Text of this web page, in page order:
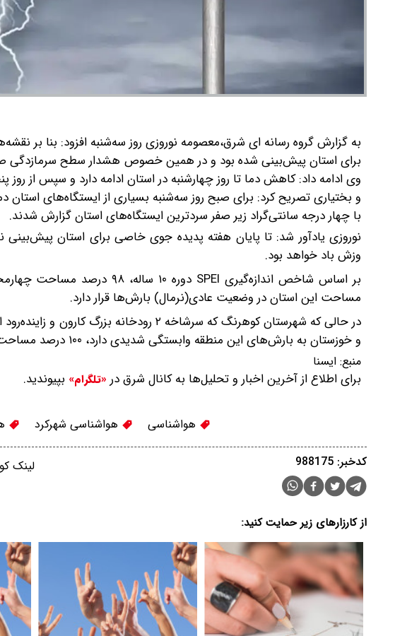
به گزارش گروه رسانه ای شرق،معصومه نوروزی روز سه‌شنبه افزود: بنا بر
برای استان پیش‌بینی شده بود و در همین خصوص هشدار سطح سرمازدگی
وی ادامه داد: کاهش دما تا روز چهارشنبه در استان ادامه دارد و سپس از
و بختیاری تصریح کرد: برای صبح روز سه‌شنبه بسیاری از ایستگاه‌های
با چهار درجه سانتی‌گراد زیر صفر سردترین ایستگاه‌های استان گزارش شدند.
نوروزی یادآور شد: تا پایان هفته پدیده جوی خاصی برای استان
وزش باد خواهد بود.
مساحت این استان در وضعیت عادی(نرمال) بارش‌ها قرار دارد.
در حالی که شهرستان کوهرنگ که سرشاخه ۲
و خوزستان به بارش‌های این منطقه وابستگی شدیدی دارد، ۱۰۰ درصد مساحت آن درگیر خشکسالی است.
منبع: ایسنا
برای اطلاع از آخرین اخبار و تحلیل‌ها به کانال شرق در «تلگرام» بپیوندید.
هواشناسی هواشناسی شهرکرد
لینک کدخبر: 988175
از کارزارهای زیر حمایت کنید: